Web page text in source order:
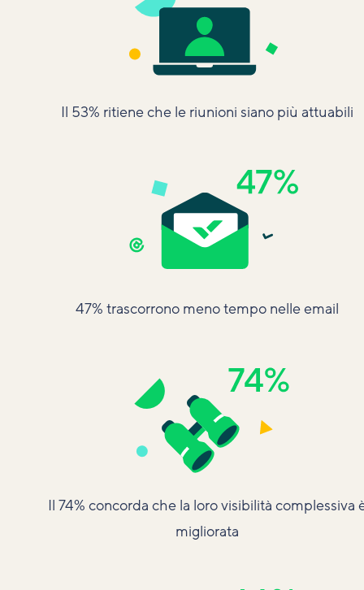
Il 53% ritiene che le riunioni siano più attuabili
47% trascorrono meno tempo nelle email
Il 74% concorda che la loro visibilità complessiva
migliorata